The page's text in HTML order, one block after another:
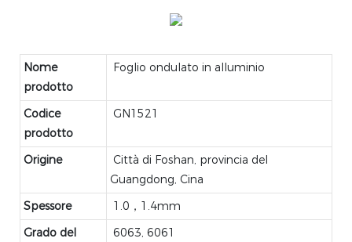
Nome
prodotto
Foglio ondulato in alluminio
Codice
prodotto
GN1521
Origine
Città di Foshan, provincia del
Guangdong, Cina
Spessore
1.0，1.4mm
Grado del
6063, 6061